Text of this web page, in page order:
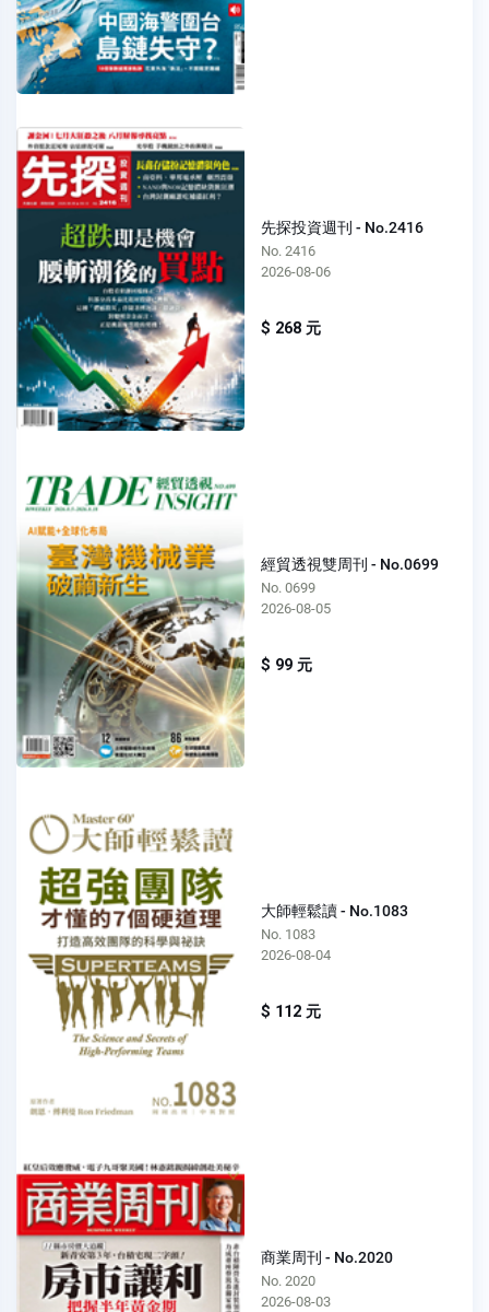
先探投資週刊 - No.2416
No. 2416
2026-08-06
$ 268 元
經貿透視雙周刊 - No.0699
No. 0699
2026-08-05
$ 99 元
大師輕鬆讀 - No.1083
No. 1083
2026-08-04
$ 112 元
商業周刊 - No.2020
No. 2020
2026-08-03